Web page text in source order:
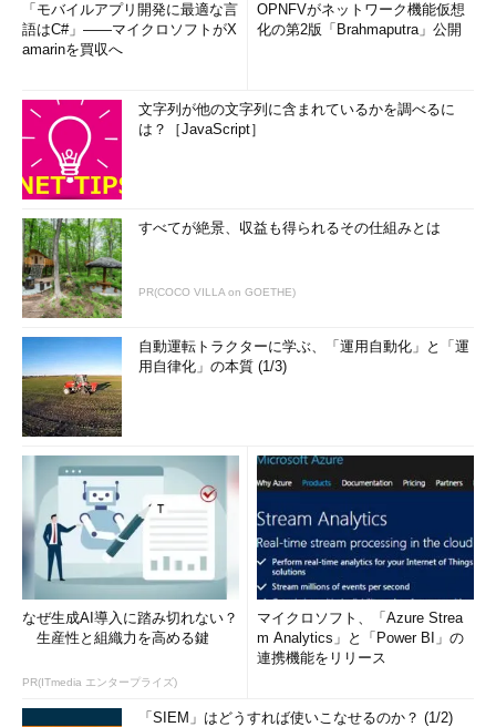
「モバイルアプリ開発に最適な言
語はC#」――マイクロソフトがX
amarinを買収へ
OPNFVがネットワーク機能仮想
化の第2版「Brahmaputra」公開
文字列が他の文字列に含まれているかを調べるに
は？［JavaScript］
すべてが絶景、収益も得られるその仕組みとは
PR(COCO VILLA on GOETHE)
自動運転トラクターに学ぶ、「運用自動化」と「運
用自律化」の本質 (1/3)
なぜ生成AI導入に踏み切れない？
生産性と組織力を高める鍵
PR(ITmedia エンタープライズ)
マイクロソフト、「Azure Strea
m Analytics」と「Power BI」の
連携機能をリリース
「SIEM」はどうすれば使いこなせるのか？ (1/2)